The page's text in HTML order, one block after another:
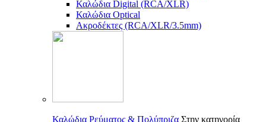
Καλώδια Digital (RCA/XLR)
Καλώδια Optical
Ακροδέκτες (RCA/XLR/3.5mm)
Καλώδια Ρεύματος & Πολύπριζα Στην κατηγορία